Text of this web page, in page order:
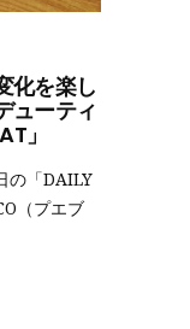
化を楽し
ューティ
」
の「DAILY
（プエブ